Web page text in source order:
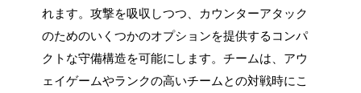
れます。攻撃を吸収しつつ、カウンターアタック
のためのいくつかのオプションを提供するコンパ
クトな守備構造を可能にします。チームは、アウ
ェイゲームやランクの高いチームとの対戦時にこ